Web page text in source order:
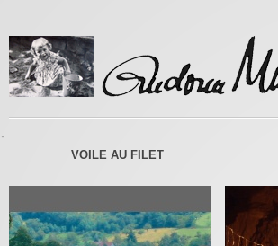
VOILE AU FILET
-